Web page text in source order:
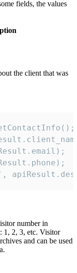
fields, the values
the client that was
number in
1, 2, 3, etc. Visitor
and can be used